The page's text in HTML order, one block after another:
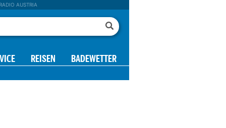
RADIO AUSTRIA
REISEN BADEWETTER